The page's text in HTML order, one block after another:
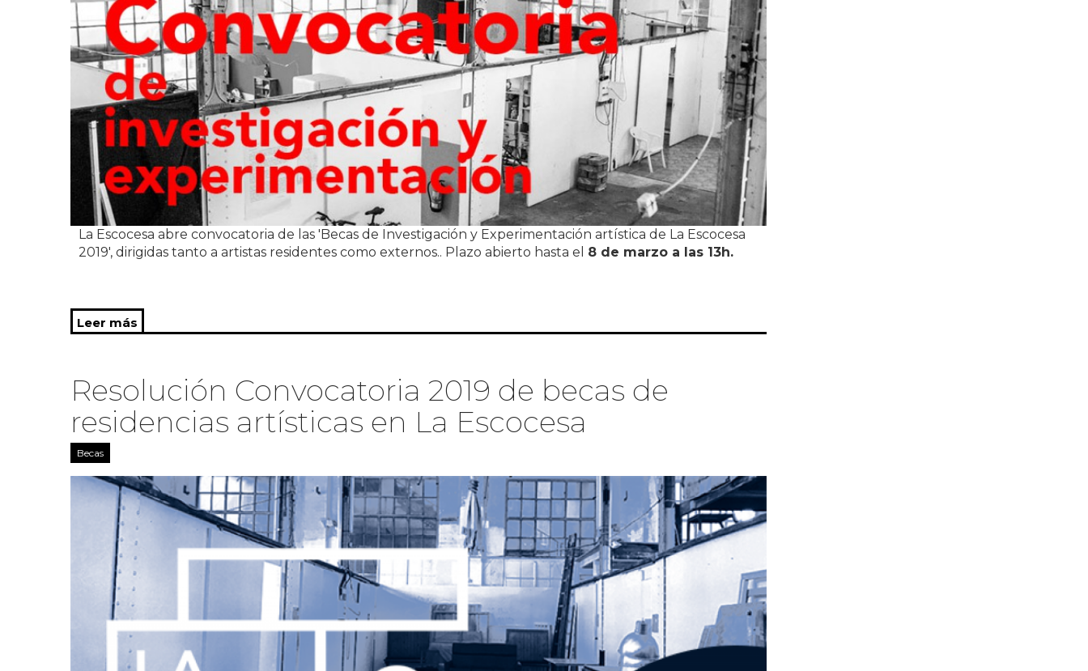
La Escocesa abre convocatoria de las 'Becas de Investigación y Experimentación artística de La Escocesa
2019', dirigidas tanto a artistas residentes como externos.. Plazo abierto hasta el 8 de marzo a las 13h.
Leer más
Resolución Convocatoria 2019 de becas de
residencias artísticas en La Escocesa
Becas